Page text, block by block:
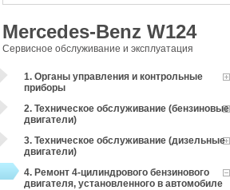
Mercedes-Benz W124
Сервисное обслуживание и эксплуатация
1. Органы управления и контрольные
приборы
2. Техническое обслуживание (бензиновые
двигатели)
3. Техническое обслуживание (дизельные
двигатели)
4. Ремонт 4-цилиндрового бензинового
двигателя, установленного в автомобиле